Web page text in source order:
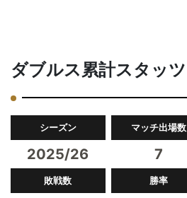
ダブルス累計スタッツ
シーズン
2025/26
マッチ出場数
7
敗戦数 勝率